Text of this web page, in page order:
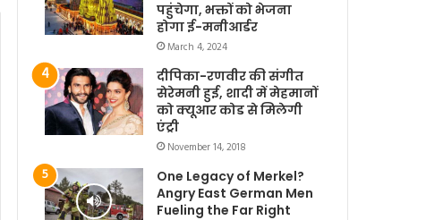
पहुंचेगा, भक्तों को भेजना
होगा ई-मनीआर्डर
March 4, 2024
दीपिका-रणवीर की संगीत
सेरेमनी हुई, शादी में मेहमानों
को क्यूआर कोड से मिलेगी
एंट्री
November 14, 2018
One Legacy of Merkel?
Angry East German Men
Fueling the Far Right